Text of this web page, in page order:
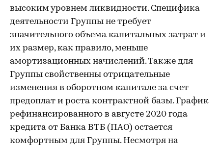
высоким уровнем ликвидности. Специфика
деятельности Группы не требует
значительного объема капитальных затрат и
их размер, как правило, меньше
амортизационных начислений. Также для
Группы свойственны отрицательные
изменения в оборотном капитале за счет
предоплат и роста контрактной базы. График
рефинансированного в августе 2020 года
кредита от Банка ВТБ (ПАО) остается
комфортным для Группы. Несмотря на